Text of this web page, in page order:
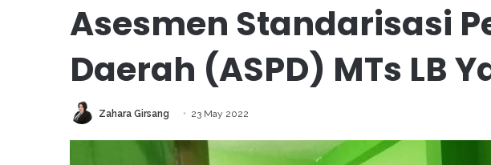
Asesmen Standarisasi
Daerah (ASPD) MTs LB
Zahara Girsang 23 May 2022